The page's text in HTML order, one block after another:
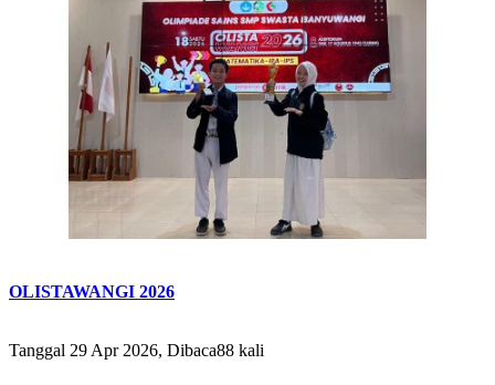
OLISTAWANGI 2026
Tanggal 29 Apr 2026, Dibaca88 kali